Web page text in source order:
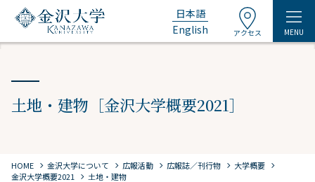
日本語
English
アクセス MENU
土地・建物［金沢大学概要2021］
HOME chevron_right 金沢大学について chevron_right 広報活動 chevron_right 広報誌／刊行物 chevron_right 大学概要 chevron_right
金沢大学概要2021 chevron_right 土地・建物